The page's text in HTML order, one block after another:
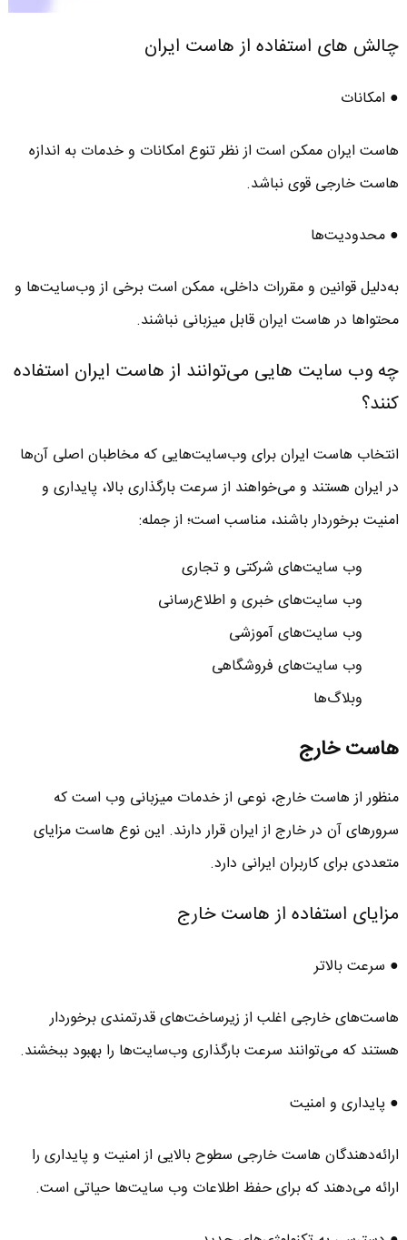
چالش های استفاده از هاست ایران
● امکانات
هاست‌ ایران ممکن است از نظر تنوع امکانات و خدمات به اندازه
هاست‌ خارجی قوی نباشد.
● محدودیت‌ها
به‌دلیل قوانین و مقررات داخلی، ممکن است برخی از وب‌سایت‌ها و
محتواها در هاست ایران قابل میزبانی نباشند.
چه وب سایت هایی می‌توانند از هاست ایران استفاده
کنند؟
انتخاب هاست ایران برای وب‌سایت‌هایی که مخاطبان اصلی آن‌ها
در ایران هستند و می‌خواهند از سرعت بارگذاری بالا، پایداری و
امنیت برخوردار باشند، مناسب است؛ از جمله:
وب‌ سایت‌های شرکتی و تجاری
وب‌ سایت‌های خبری و اطلاع‌رسانی
وب‌ سایت‌های آموزشی
وب‌ سایت‌های فروشگاهی
وبلاگ‌ها
هاست خارج
منظور از هاست خارج، نوعی از خدمات میزبانی وب است که
سرورهای آن در خارج از ایران قرار دارند. این نوع هاست مزایای
متعددی برای کاربران ایرانی دارد.
مزایای استفاده از هاست خارج
● سرعت بالاتر
هاست‌های خارجی اغلب از زیرساخت‌های قدرتمندی برخوردار
هستند که می‌توانند سرعت بارگذاری وب‌سایت‌ها را بهبود ببخشند.
● پایداری و امنیت
ارائه‌دهندگان هاست خارجی سطوح بالایی از امنیت و پایداری را
ارائه می‌دهند که برای حفظ اطلاعات وب‌ سایت‌ها حیاتی است.